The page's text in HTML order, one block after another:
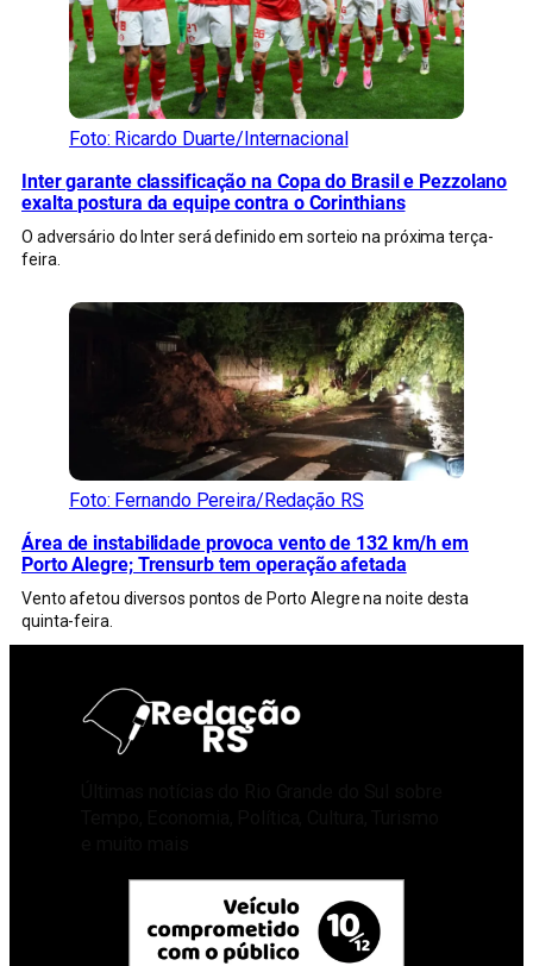
Foto: Ricardo Duarte/Internacional
Inter garante classificação na Copa do Brasil e Pezzolano
exalta postura da equipe contra o Corinthians
O adversário do Inter será definido em sorteio na próxima terça-
feira.
Foto: Fernando Pereira/Redação RS
Área de instabilidade provoca vento de 132 km/h em
Porto Alegre; Trensurb tem operação afetada
Vento afetou diversos pontos de Porto Alegre na noite desta
quinta-feira.